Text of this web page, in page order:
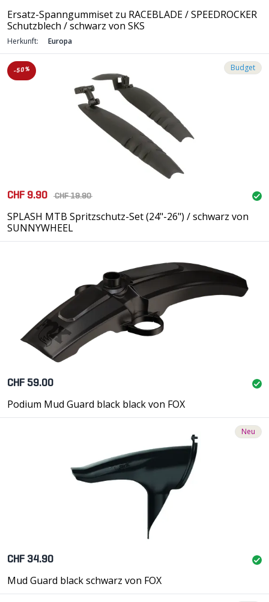
Ersatz-Spanngummiset zu RACEBLADE / SPEEDROCKER
Schutzblech / schwarz von SKS
Herkunft: Europa
-50% Budget
CHF 9.90 CHF 19.90
SPLASH MTB Spritzschutz-Set (24"-26") / schwarz von
SUNNYWHEEL
CHF 59.00
Podium Mud Guard black black von FOX
Neu
CHF 34.90
Mud Guard black schwarz von FOX